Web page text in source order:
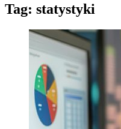
Tag: statystyki